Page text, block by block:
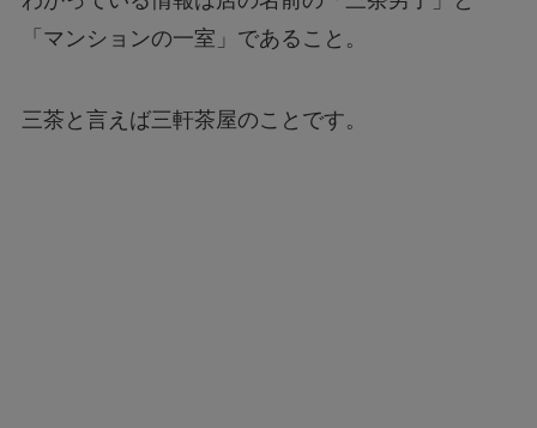
「マンションの一室」であること。
三茶と言えば三軒茶屋のことです。